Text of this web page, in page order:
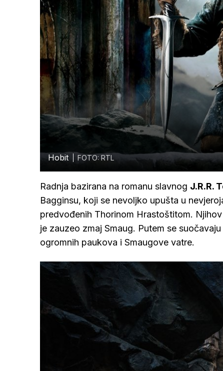
Hobit FOTO: RTL
Radnja bazirana na romanu slavnog J.R.R.
Bagginsu, koji se nevoljko upušta u
predvođenih Thorinom Hrastoštitom.
je zauzeo zmaj Smaug. Putem se
ogromnih paukova i Smaugove vatre.